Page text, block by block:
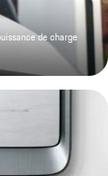
de charge